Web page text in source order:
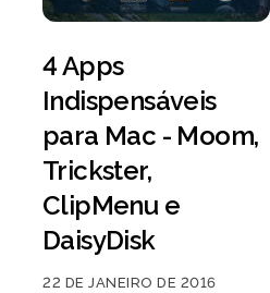
4 Apps
Indispensáveis
para Mac - Moom,
Trickster,
ClipMenu e
DaisyDisk
22 DE JANEIRO DE 2016